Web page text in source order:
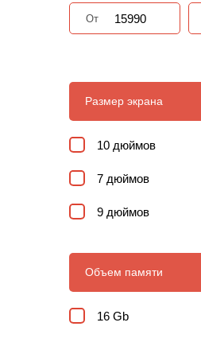
От
Размер экрана
10 дюймов
7 дюймов
9 дюймов
Объем памяти
16 Gb